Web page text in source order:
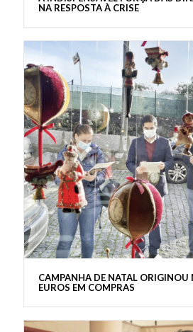
NA RESPOSTA À CRISE
CAMPANHA DE NATAL ORIGINOU
EUROS EM COMPRAS